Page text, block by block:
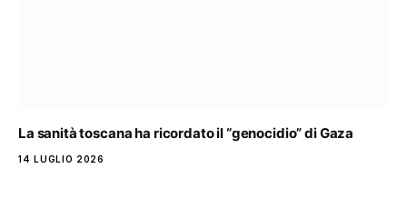
La sanità toscana ha ricordato il “genocidio” di Gaza
14 LUGLIO 2026